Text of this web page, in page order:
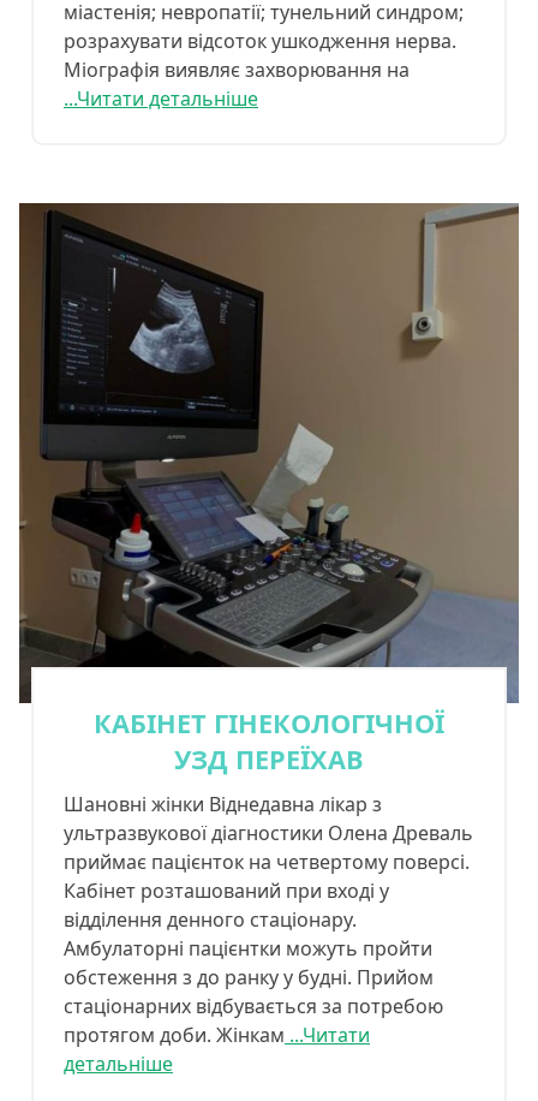
міастенія; невропатії; тунельний синдром;
розрахувати відсоток ушкодження нерва.
Міографія виявляє захворювання на
...Читати детальніше
КАБІНЕТ ГІНЕКОЛОГІЧНОЇ
УЗД ПЕРЕЇХАВ
Шановні жінки Віднедавна лікар з
ультразвукової діагностики Олена Древаль
приймає пацієнток на четвертому поверсі.
Кабінет розташований при вході у
відділення денного стаціонару.
Амбулаторні пацієнтки можуть пройти
обстеження з до ранку у будні. Прийом
стаціонарних відбувається за потребою
протягом доби. Жінкам ...Читати
детальніше